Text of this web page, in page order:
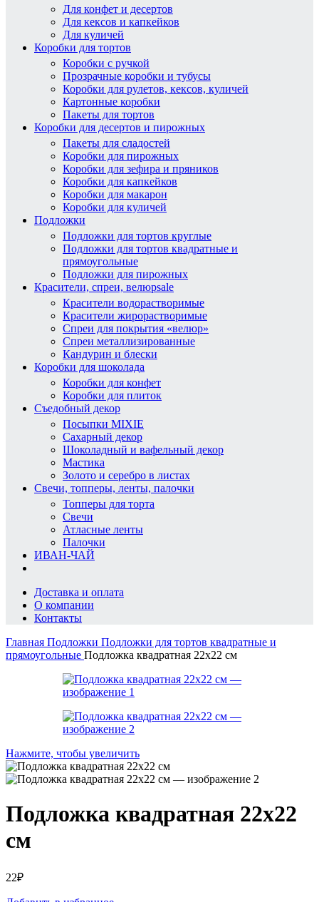
Для конфет и десертов
Для кексов и капкейков
Для куличей
Коробки для тортов
Коробки с ручкой
Прозрачные коробки и тубусы
Коробки для рулетов, кексов, куличей
Картонные коробки
Пакеты для тортов
Коробки для десертов и пирожных
Пакеты для сладостей
Коробки для пирожных
Коробки для зефира и пряников
Коробки для капкейков
Коробки для макарон
Коробки для куличей
Подложки
Подложки для тортов круглые
Подложки для тортов квадратные и
прямоугольные
Подложки для пирожных
Красители, спреи, велюрsale
Красители водорастворимые
Красители жирорастворимые
Спреи для покрытия «велюр»
Спреи металлизированные
Кандурин и блески
Коробки для шоколада
Коробки для конфет
Коробки для плиток
Съедобный декор
Посыпки MIXIE
Сахарный декор
Шоколадный и вафельный декор
Мастика
Золото и серебро в листах
Свечи, топперы, ленты, палочки
Топперы для торта
Свечи
Атласные ленты
Палочки
ИВАН-ЧАЙ
Доставка и оплата
О компании
Контакты
Главная Подложки Подложки для тортов квадратные и
прямоугольные Подложка квадратная 22х22 см
Нажмите, чтобы увеличить
Подложка квадратная 22х22
см
22₽